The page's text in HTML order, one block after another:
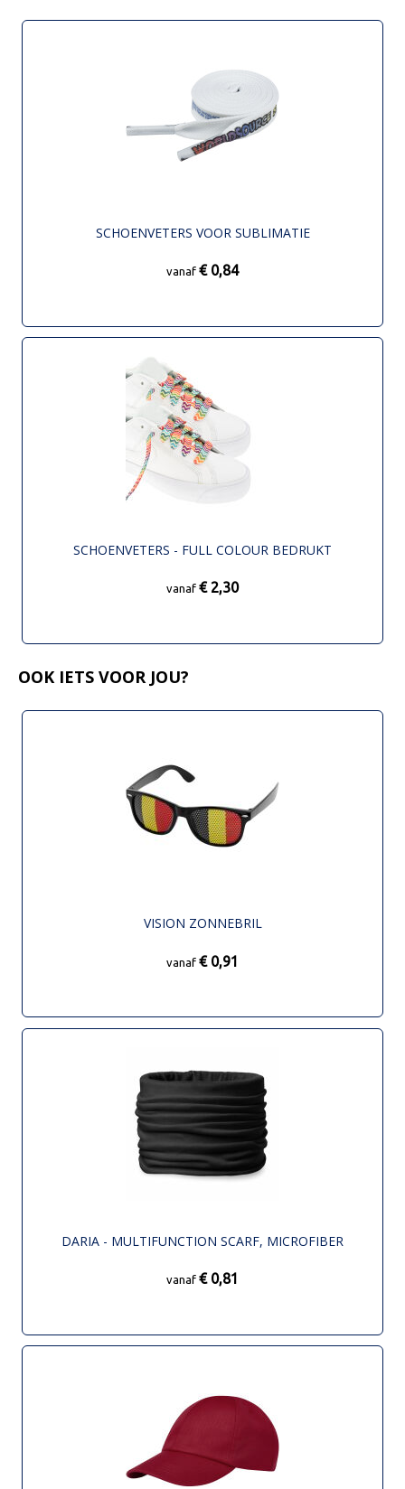
SCHOENVETERS VOOR SUBLIMATIE
vanaf € 0,84
SCHOENVETERS - FULL COLOUR BEDRUKT
vanaf € 2,30
OOK IETS VOOR JOU?
VISION ZONNEBRIL
vanaf € 0,91
DARIA - MULTIFUNCTION SCARF, MICROFIBER
vanaf € 0,81